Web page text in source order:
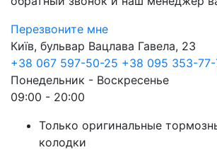
Перезвоните мне
Київ, бульвар Вацлава Гавела, 23
+38 067 597-50-25 +38 095 353-77-
Понедельник - Воскресенье
09:00 - 20:00
Только оригинальные
колодки